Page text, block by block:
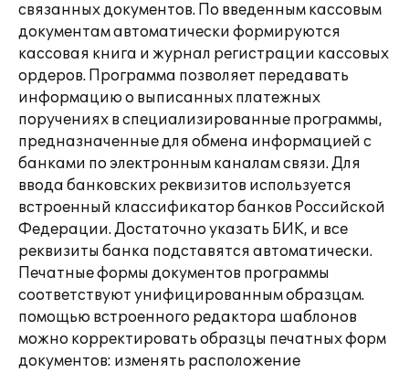
связанных документов. По введенным кассовым
документам автоматически формируются
кассовая книга и журнал регистрации кассовых
ордеров. Программа позволяет передавать
информацию о выписанных платежных
поручениях в специализированные программы,
предназначенные для обмена информацией с
банками по электронным каналам связи. Для
ввода банковских реквизитов используется
встроенный классификатор банков Российской
Федерации. Достаточно указать БИК, и все
реквизиты банка подставятся автоматически.
Печатные формы документов программы
соответствуют унифицированным образцам.
помощью встроенного редактора шаблонов
можно корректировать образцы печатных форм
документов: изменять расположение